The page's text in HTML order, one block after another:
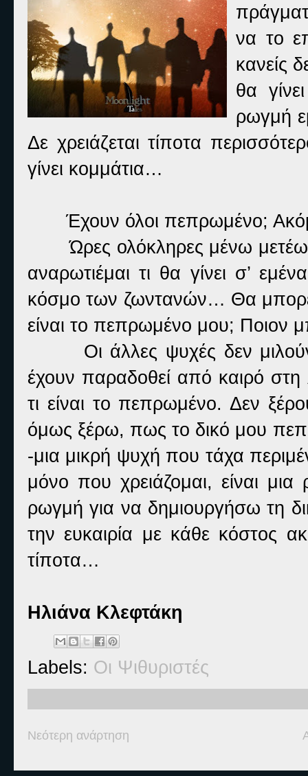
να το
κανείς
θα
ρωγμή
Δε χρειάζεται τίποτα
γίνει κομμάτια…
Έχουν όλοι πεπρωμένο;
Ώρες ολόκληρες μένω
αναρωτιέμαι τι θα γίνει σ’
κόσμο των ζωντανών… Θα
είναι το πεπρωμένο μου;
Οι άλλες ψυχές δεν
έχουν παραδοθεί από καιρό
τι είναι το πεπρωμένο. Δεν
όμως ξέρω, πως το δικό μου
-μια μικρή ψυχή που τάχα
μόνο που χρειάζομαι, είναι
ρωγμή για να δημιουργήσω τη
την ευκαιρία με κάθε κόστος
τίποτα…
Ηλιάνα Κλεφτάκη
Labels: Οι Ψιθυριστές
Νεότερη ανάρτηση